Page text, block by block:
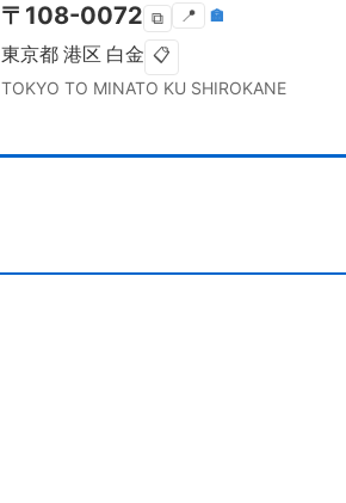
〒 108-0072 ⧉ 📍 🏣
東京都 港区 白金 📋
TOKYO TO MINATO KU SHIROKANE